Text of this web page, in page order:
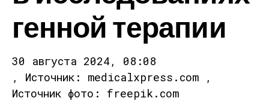
генной терапии
30 августа 2024, 08:08
, Источник: medicalxpress.com ,
Источник фото: freepik.com